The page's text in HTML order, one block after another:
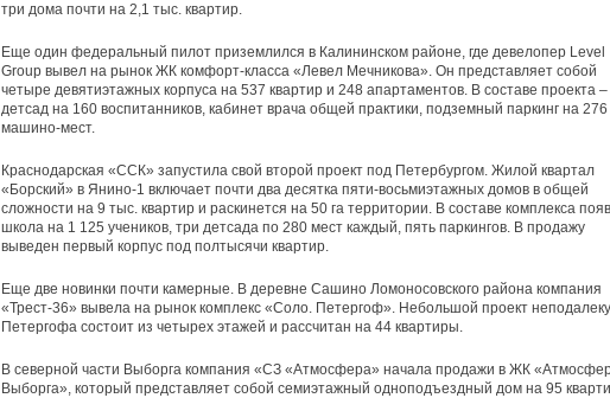
три дома почти на 2,1 тыс. квартир.
Еще один федеральный пилот приземлился в Калининском районе, где девелопер Level
Group вывел на рынок ЖК комфорт-класса «Левел Мечникова». Он представляет собой
четыре девятиэтажных корпуса на 537 квартир и 248 апартаментов. В составе проекта –
детсад на 160 воспитанников, кабинет врача общей практики, подземный паркинг на 276
машино-мест.
Краснодарская «ССК» запустила свой второй проект под Петербургом. Жилой квартал
«Борский» в Янино-1 включает почти два десятка пяти-восьмиэтажных домов в общей
сложности на 9 тыс. квартир и раскинется на 50 га территории. В составе комплекса
школа на 1 125 учеников, три детсада по 280 мест каждый, пять паркингов. В продажу
выведен первый корпус под полтысячи квартир.
Еще две новинки почти камерные. В деревне Сашино Ломоносовского района компания
«Трест-36» вывела на рынок комплекс «Соло. Петергоф». Небольшой проект
Петергофа состоит из четырех этажей и рассчитан на 44 квартиры.
В северной части Выборга компания «СЗ «Атмосфера» начала продажи в ЖК
Выборга», который представляет собой семиэтажный одноподъездный дом на 95